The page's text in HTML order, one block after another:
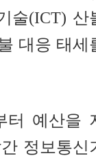
술(ICT) 산
대응 태세
터 예산을
정보통신